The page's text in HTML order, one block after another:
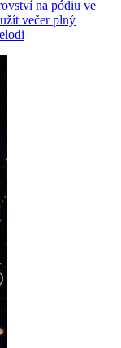
na pódiu ve
večer plný